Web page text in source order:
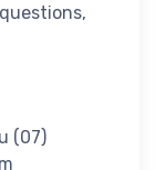
(07)